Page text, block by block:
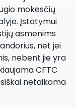
mokesčių
Įstatymui
asmenims
net jei
nebent jie yra
CFTC
netaikoma